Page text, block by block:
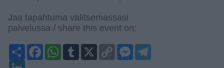
Jaa tapahtuma valitsemassasi
palvelussa / share this event on:
ShareFacebook
WhatsApp
Tumblr
Copy
Link
Messenger